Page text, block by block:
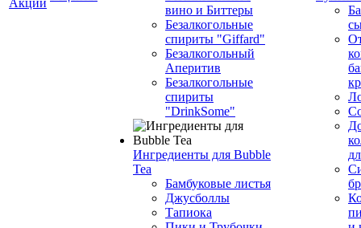
Акции
вино и Биттеры
Безалкогольные
спириты "Giffard"
Безалкогольный
Аперитив
Безалкогольные
спириты
"DrinkSome"
Ингредиенты для Bubble
Tea
Бамбуковые листья
Джусболлы
Тапиока